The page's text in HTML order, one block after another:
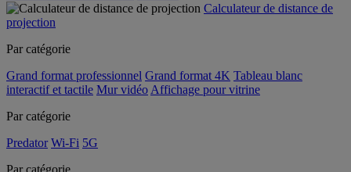
Calculateur de distance de
projection
Par catégorie
Grand format professionnel Grand format 4K Tableau blanc
interactif et tactile Mur vidéo Affichage pour vitrine
Par catégorie
Predator Wi-Fi 5G
Par catégorie